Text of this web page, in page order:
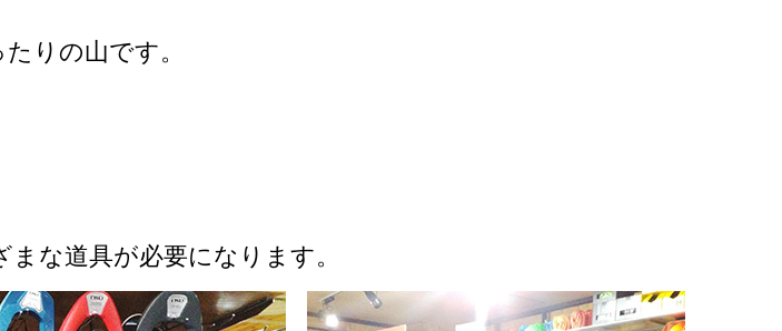
りの山です。
な道具が必要になります。